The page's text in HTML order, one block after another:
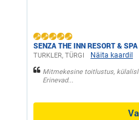
SENZA THE INN RESORT & SPA
TURKLER, ТÜRGI Näita kaardil
Mitmekesine toitlustus,
Erinevad...